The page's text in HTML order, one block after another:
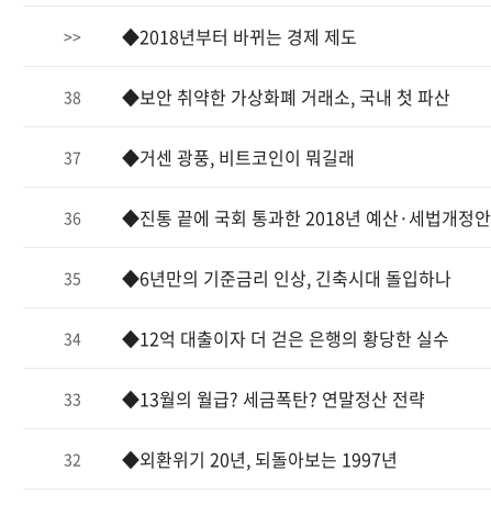
>> ◆2018년부터 바뀌는 경제 제도
38 ◆보안 취약한 가상화폐 거래소, 국내 첫 파산
37 ◆거센 광풍, 비트코인이 뭐길래
36 ◆진통 끝에 국회 통과한 2018년 예산·세법개정안
35 ◆6년만의 기준금리 인상, 긴축시대 돌입하나
34 ◆12억 대출이자 더 걷은 은행의 황당한 실수
33 ◆13월의 월급? 세금폭탄? 연말정산 전략
32 ◆외환위기 20년, 되돌아보는 1997년